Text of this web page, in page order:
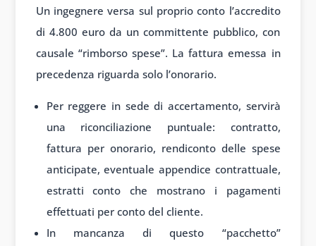
Un ingegnere versa sul proprio conto l’accredito
di 4.800 euro da un committente pubblico, con
causale “rimborso spese”. La fattura emessa in
precedenza riguarda solo l’onorario.
Per reggere in sede di accertamento, servirà
una riconciliazione puntuale: contratto,
fattura per onorario, rendiconto delle spese
anticipate, eventuale appendice contrattuale,
estratti conto che mostrano i pagamenti
effettuati per conto del cliente.
In mancanza di questo “pacchetto”